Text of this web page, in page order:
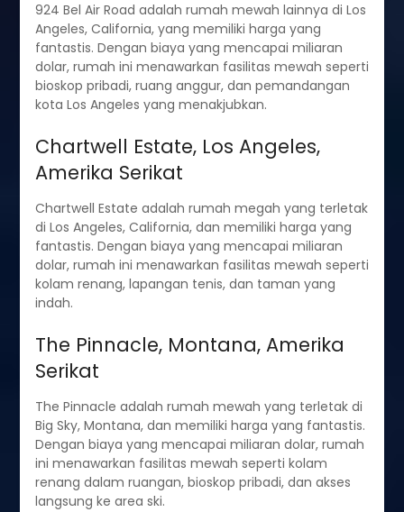
924 Bel Air Road adalah rumah mewah lainnya di Los
Angeles, California, yang memiliki harga yang
fantastis. Dengan biaya yang mencapai miliaran
dolar, rumah ini menawarkan fasilitas mewah seperti
bioskop pribadi, ruang anggur, dan pemandangan
kota Los Angeles yang menakjubkan.
Chartwell Estate, Los Angeles,
Amerika Serikat
Chartwell Estate adalah rumah megah yang terletak
di Los Angeles, California, dan memiliki harga yang
fantastis. Dengan biaya yang mencapai miliaran
dolar, rumah ini menawarkan fasilitas mewah seperti
kolam renang, lapangan tenis, dan taman yang
indah.
The Pinnacle, Montana, Amerika
Serikat
The Pinnacle adalah rumah mewah yang terletak di
Big Sky, Montana, dan memiliki harga yang fantastis.
Dengan biaya yang mencapai miliaran dolar, rumah
ini menawarkan fasilitas mewah seperti kolam
renang dalam ruangan, bioskop pribadi, dan akses
langsung ke area ski.